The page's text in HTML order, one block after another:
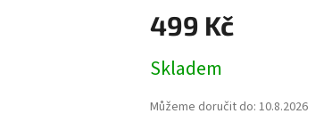
499 Kč
cena:
Skladem
Můžeme doručit do: 10.8.2026